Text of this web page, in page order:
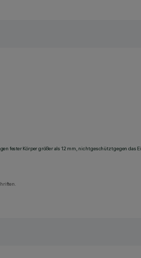
fester Körper größer als 12 mm, nicht geschützt gegen das